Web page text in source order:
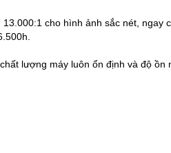
cho hình ảnh sắc nét, ngay
lượng máy luôn ổn định và độ ồn